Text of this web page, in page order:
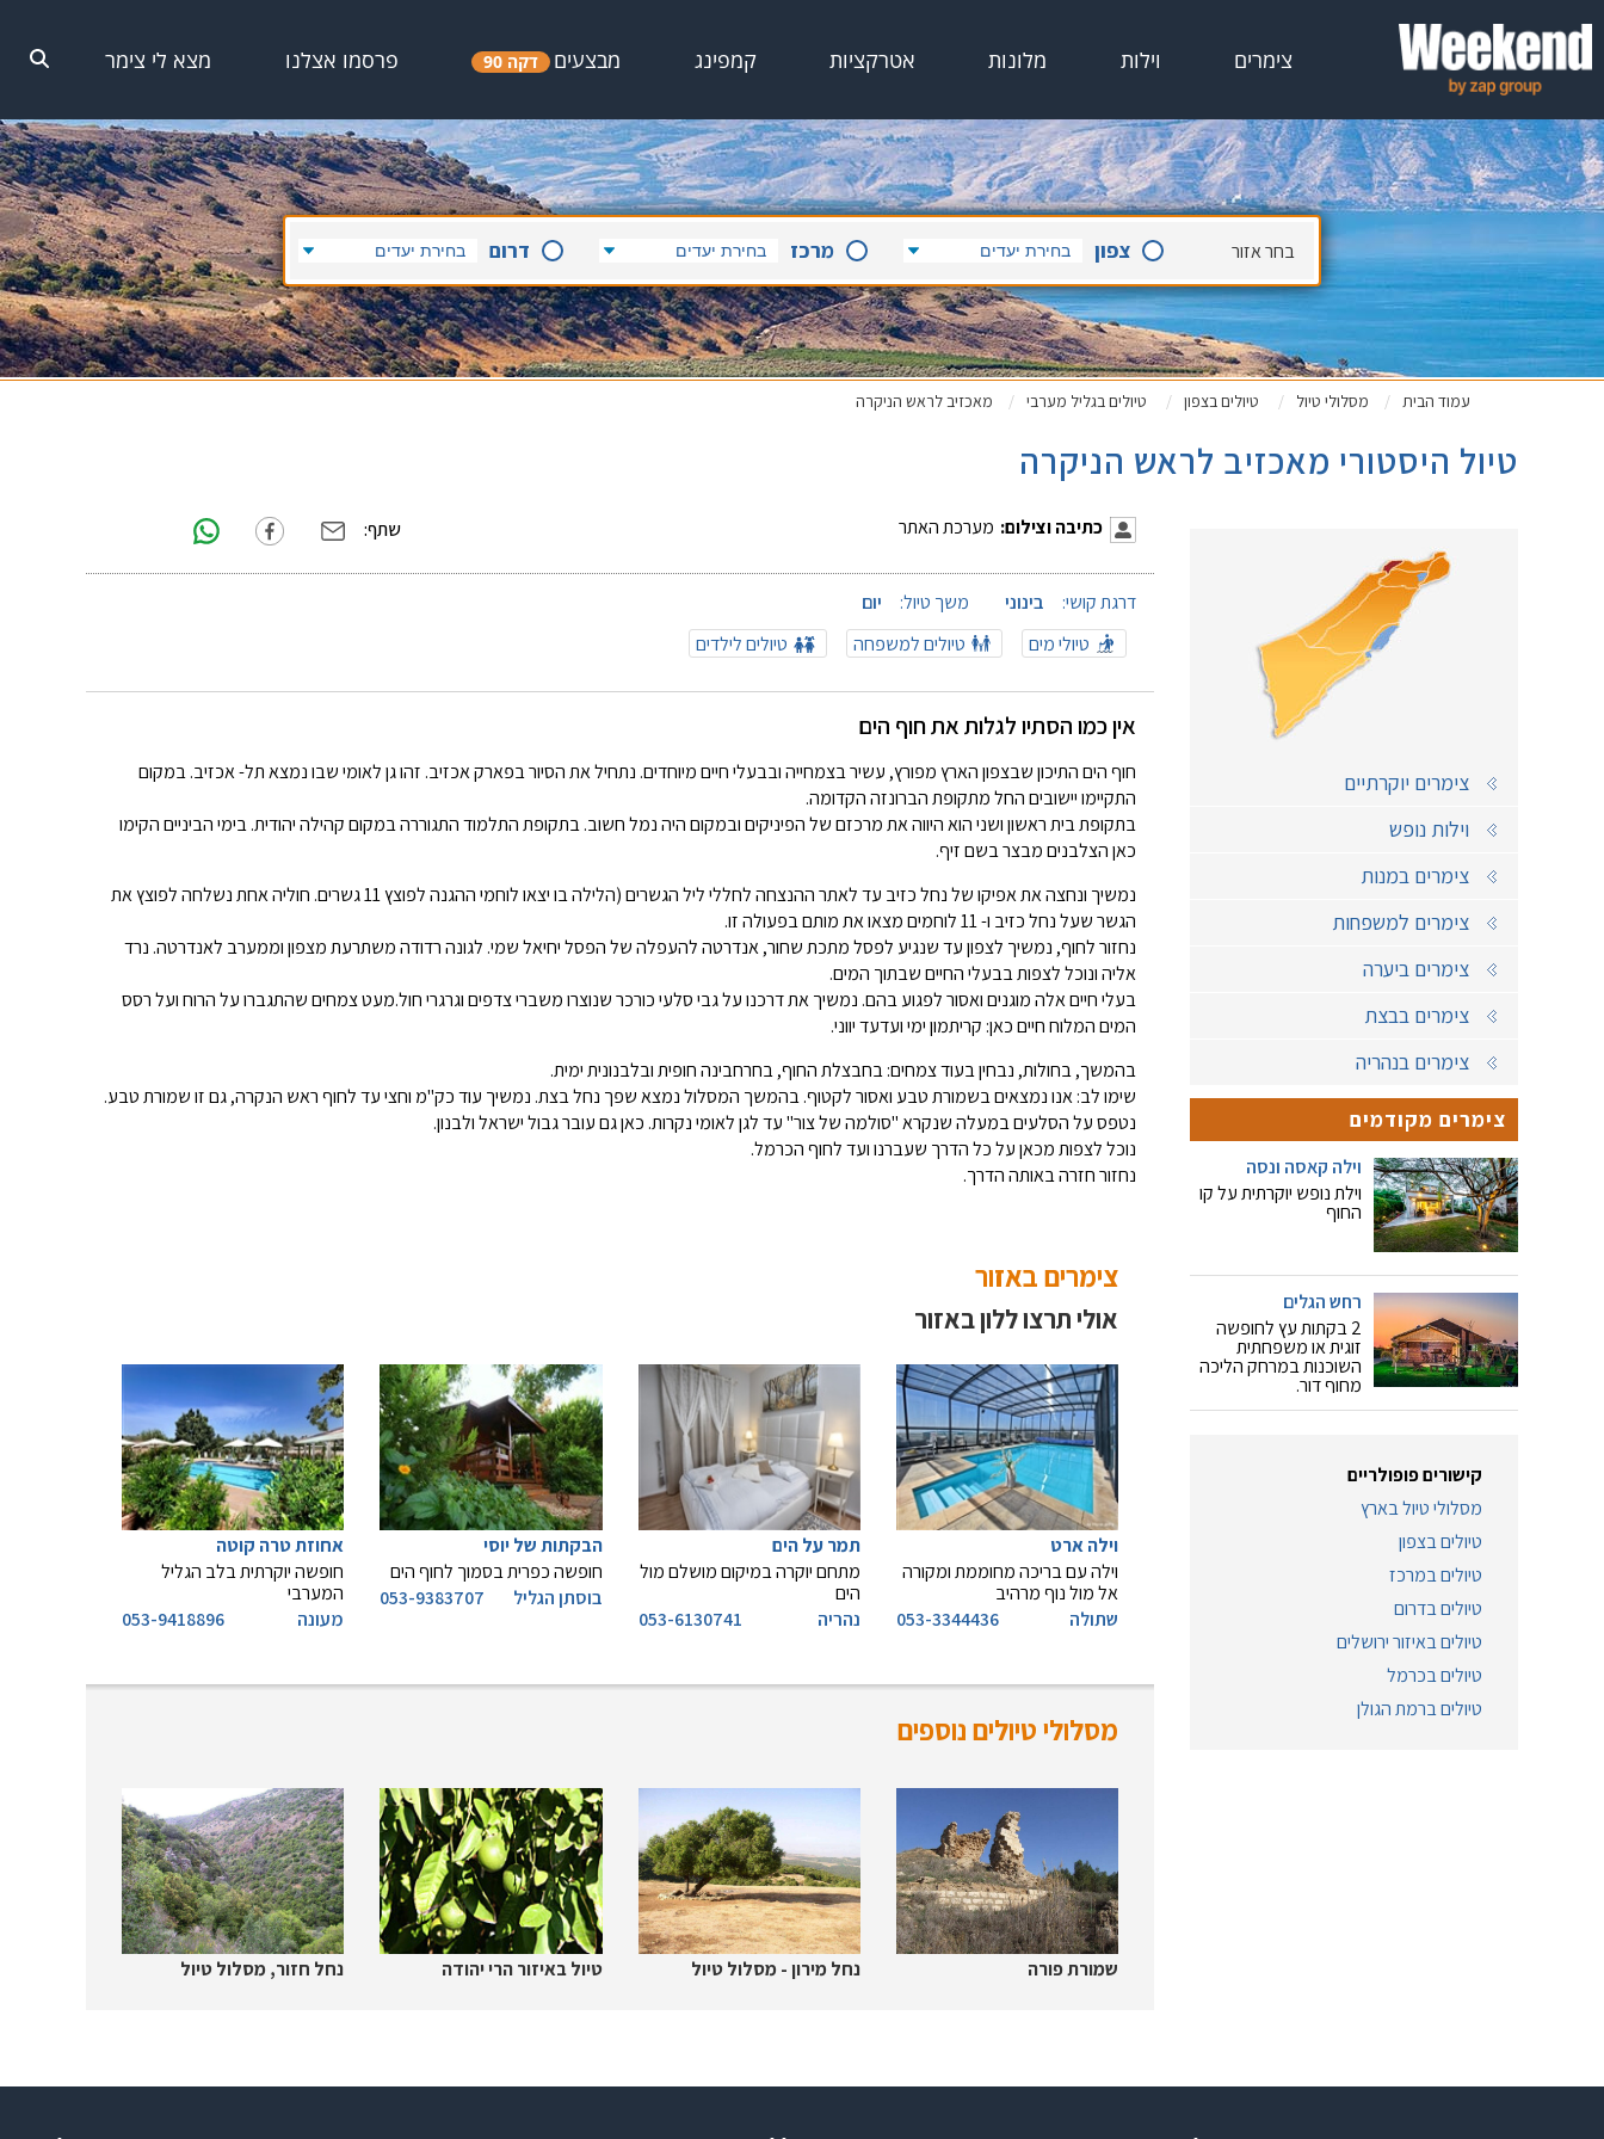
צימרים וילות מלונות אטרקציות קמפינג מבצעים דקה 90 פרסמו אצלנו מצא לי צימר
עמוד הבית מסלולי טיול טיולים בצפון טיולים בגליל מערבי מאכזיב לראש הניקרה
טיול היסטורי מאכזיב לראש הניקרה
בחראזור צפון מרכז דרום
צימרים יוקרתיים
וילות נופש
צימרים במנות
צימרים למשפחות
צימרים ביערה
צימרים בבצת
צימרים בנהריה
צימרים מקודמים
וילה קאסה ונסה
וילת נופש יוקרתית על קו
החוף
רחש הגלים
2 בקתות עץ לחופשה
זוגית או משפחתית
השוכנות במרחק הליכה
מחוף דור.
קישורים פופולריים
מסלולי טיול בארץ
טיולים בצפון
טיולים במרכז
טיולים בדרום
טיולים באיזור ירושלים
טיולים בכרמל
טיולים ברמת הגולן
כתיבה וצילום: מערכת האתר שתף:
אין כמו הסתיו לגלות את חוף הים
דרגת קושי: בינוני משך טיול:
יום
טיולי מים
טיולים למשפחה טיולים לילדים
חוף הים התיכון שבצפון הארץ מפורץ, עשיר בצמחייה ובבעלי חיים מיוחדים. נתחיל את הסיור בפארק אכזיב. זהו גן לאומי שבו נמצא תל- אכזיב. במקום
התקיימו יישובים החל מתקופת הברונזה הקדומה.
בתקופת בית ראשון ושני הוא היווה את מרכזם של הפיניקים ובמקום היה נמל חשוב. בתקופת התלמוד התגוררה במקום קהילה יהודית. בימי הביניים הקימו
כאן הצלבנים מבצר בשם זיף.
נמשיך ונחצה את אפיקו של נחל כזיב עד לאתר ההנצחה לחללי ליל הגשרים (הלילה בו יצאו לוחמי ההגנה לפוצץ 11 גשרים. חוליה אחת נשלחה לפוצץ את
הגשר שעל נחל כזיב ו- 11 לוחמים מצאו את מותם בפעולה זו.
נחזור לחוף, נמשיך לצפון עד שנגיע לפסל מתכת שחור, אנדרטה להעפלה של הפסל יחיאל שמי. לגונה רדודה משתרעת מצפון וממערב לאנדרטה. נרד
אליה ונוכל לצפות בבעלי החיים שבתוך המים.
בעלי חיים אלה מוגנים ואסור לפגוע בהם. נמשיך את דרכנו על גבי סלעי כורכר שנוצרו משברי צדפים וגרגרי חול.מעט צמחים שהתגברו על הרוח ועל רסס
המים המלוח חיים כאן: קריתמון ימי ועדעד יווני.
בהמשך, בחולות, נבחין בעוד צמחים: בחבצלת החוף, בחרחבינה חופית ובלבנונית ימית.
שימו לב: אנו נמצאים בשמורת טבע ואסור לקטוף. בהמשך המסלול נמצא שפך נחל בצת. נמשיך עוד כק"מ וחצי עד לחוף ראש הנקרה, גם זו שמורת טבע.
נטפס על הסלעים במעלה שנקרא "סולמה של צור" עד לגן לאומי נקרות. כאן גם עובר גבול ישראל ולבנון.
נוכל לצפות מכאן על כל הדרך שעברנו ועד לחוף הכרמל.
נחזור חזרה באותה הדרך.
צימרים באזור
אולי תרצו ללון באזור
וילה ארט
וילה עם בריכה מחוממת ומקורה
אל מול נוף מרהיב
שתולה
053-3344436
תמר על הים
מתחם יוקרה במיקום מושלם מול
הים
נהריה
053-6130741
הבקתות של יוסי
חופשה כפרית בסמוך לחוף הים
בוסתן הגליל
053-9383707
אחוזת טרה קוטה
חופשה יוקרתית בלב הגליל
המערבי
מעונה
053-9418896
מסלולי טיולים נוספים
שמורת פורה נחל מירון - מסלול טיול טיול באיזור הרי יהודה נחל חזור, מסלול טיול